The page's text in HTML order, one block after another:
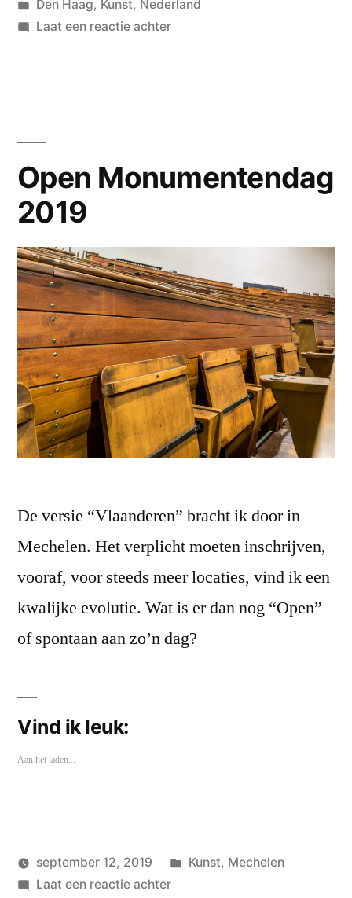
Geplaatst
door
wouterpinkhof
Geplaatst
in
Den Haag, Kunst, Nederland
Laat een reactie achterop
Open Monumentendag
2019
De versie “Vlaanderen” bracht ik door in
Mechelen. Het verplicht moeten inschrijven,
vooraf, voor steeds meer locaties, vind ik een
kwalijke evolutie. Wat is er dan nog “Open”
of spontaan aan zo’n dag?
Vind ik leuk:
Aan het laden...
Geplaatst
wouterpinkhof
september 12, 2019
Geplaatst
Kunst, Mechelen
Laat een reactie achterop